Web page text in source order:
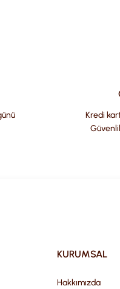
Kredi
KURUMSAL
Hakkımızda